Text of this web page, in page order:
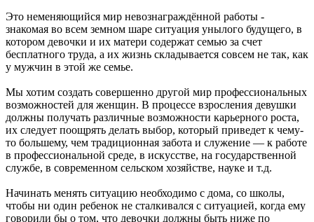
Это неменяющийся мир невознаграждённой работы -
знакомая во всем земном шаре ситуация унылого будущего, в
котором девочки и их матери содержат семью за счет
бесплатного труда, а их жизнь складывается совсем не так, как
у мужчин в этой же семье.
Мы хотим создать совершенно другой мир профессиональных
возможностей для женщин. В процессе взросления девушки
должны получать различные возможности карьерного роста,
их следует поощрять делать выбор, который приведет к чему-
то большему, чем традиционная забота и служение — к работе
в профессиональной среде, в искусстве, на государственной
службе, в современном сельском хозяйстве, науке и т.д.
Начинать менять ситуацию необходимо с дома, со школы,
чтобы ни один ребенок не сталкивался с ситуацией, когда ему
говорили бы о том, что девочки должны быть ниже по